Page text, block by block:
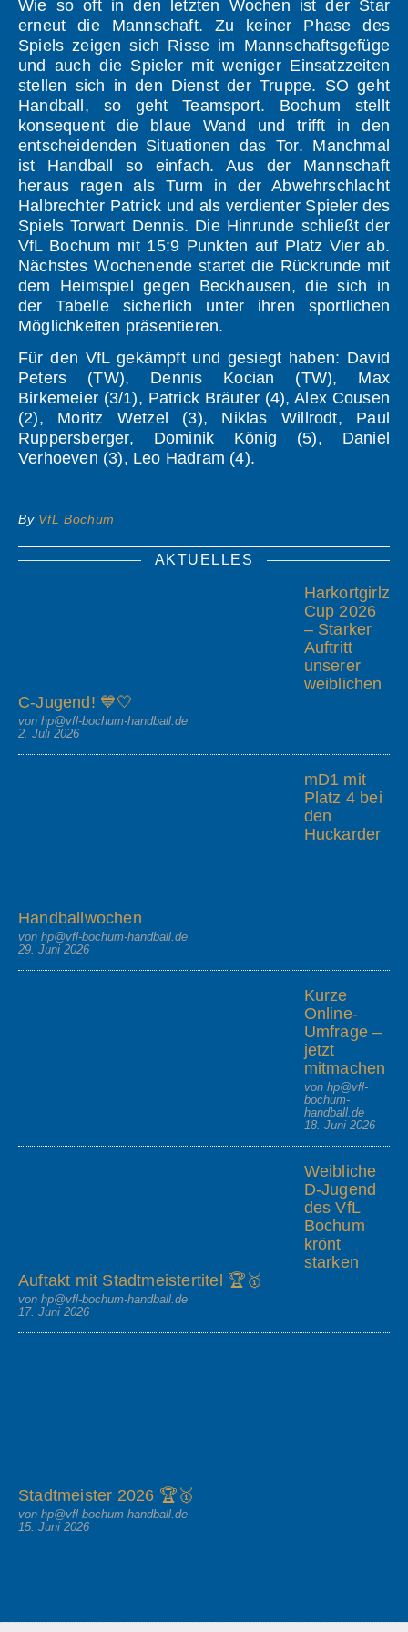
Wie so oft in den letzten Wochen ist der Star
erneut die Mannschaft. Zu keiner Phase des
Spiels zeigen sich Risse im Mannschaftsgefüge
und auch die Spieler mit weniger Einsatzzeiten
stellen sich in den Dienst der Truppe. SO geht
Handball, so geht Teamsport. Bochum stellt
konsequent die blaue Wand und trifft in den
entscheidenden Situationen das Tor. Manchmal
ist Handball so einfach. Aus der Mannschaft
heraus ragen als Turm in der Abwehrschlacht
Halbrechter Patrick und als verdienter Spieler des
Spiels Torwart Dennis. Die Hinrunde schließt der
VfL Bochum mit 15:9 Punkten auf Platz Vier ab.
Nächstes Wochenende startet die Rückrunde mit
dem Heimspiel gegen Beckhausen, die sich in
der Tabelle sicherlich unter ihren sportlichen
Möglichkeiten präsentieren.
Für den VfL gekämpft und gesiegt haben: David
Peters (TW), Dennis Kocian (TW), Max
Birkemeier (3/1), Patrick Bräuter (4), Alex Cousen
(2), Moritz Wetzel (3), Niklas Willrodt, Paul
Ruppersberger, Dominik König (5), Daniel
Verhoeven (3), Leo Hadram (4).
By VfL Bochum
AKTUELLES
Harkortgirlz
Cup 2026
– Starker
Auftritt
unserer
weiblichen
C-Jugend! 💙🤍
von hp@vfl-bochum-handball.de
2. Juli 2026
mD1 mit
Platz 4 bei
den
Huckarder
Handballwochen
von hp@vfl-bochum-handball.de
29. Juni 2026
Kurze
Online-
Umfrage –
jetzt
mitmachen
von hp@vfl-
bochum-
handball.de
18. Juni 2026
Weibliche
D-Jugend
des VfL
Bochum
krönt
starken
Auftakt mit Stadtmeistertitel 🏆🥇
von hp@vfl-bochum-handball.de
17. Juni 2026
Stadtmeister 2026 🏆🥇
von hp@vfl-bochum-handball.de
15. Juni 2026